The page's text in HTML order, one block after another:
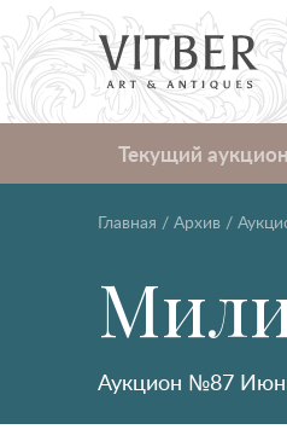
Текущий аукцион
Главная / Архив /
Аукцион №87